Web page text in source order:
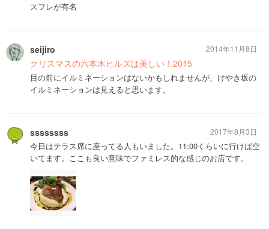
スフレが有名
seijiro
クリスマスの六本木ヒルズは美しい！2015
目の前にイルミネーションはないかもしれませんが、けやき坂の
イルミネーションは見えると思います。
2014年11月8日
ssssssss
今日はテラス席に座ってる人もいました。11:00くらいに行けば空
いてます。ここも良い意味でファミレス的な感じのお店です。
2017年8月3日